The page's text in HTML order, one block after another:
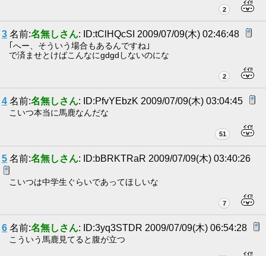
2
3 名前:名無しさん: ID:tClHQcSI 2009/07/09(木) 02:46:48
｢へー、そういう場合もあるんですね｣
で済ませとけばこんなにgdgdしないのにな
2
4 名前:名無しさん: ID:PfvYEbzK 2009/07/09(木) 03:04:45
こいつ本当に馬鹿なんだな
51
5 名前:名無しさん: ID:bBRKTRaR 2009/07/09(木) 03:40:26
こいつは中学生ぐらいであってほしいな
7
6 名前:名無しさん: ID:3yq3STDR 2009/07/09(木) 06:54:28
こういう馬鹿見てると腹が立つ